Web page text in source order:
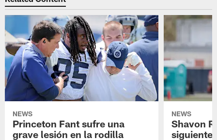
NEWS
Princeton Fant sufre una
grave lesión en la rodilla
NEWS
Shavon
siguiente